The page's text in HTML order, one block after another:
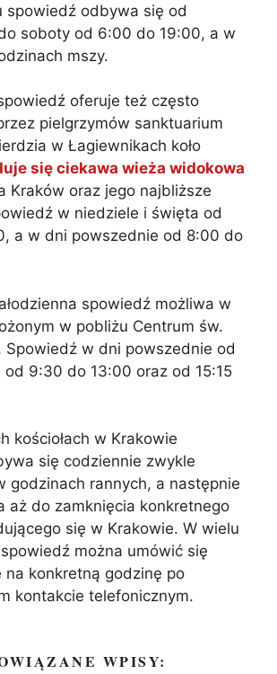
spowiedź odbywa się od
soboty od 6:00 do 19:00, a w
mszy.
oferuje też często
pielgrzymów sanktuarium
w Łagiewnikach koło
się ciekawa wieża widokowa
Kraków oraz jego najbliższe
w niedziele i święta od
a w dni powszednie od 8:00 do
spowiedź możliwa w
w pobliżu Centrum św.
Spowiedź w dni powszednie od
9:30 do 13:00 oraz od 15:15
kościołach w Krakowie
się codziennie zwykle
godzinach rannych, a następnie
aż do zamknięcia konkretnego
się w Krakowie. W wielu
można umówić się
na konkretną godzinę po
kontakcie telefonicznym.
WPISY: